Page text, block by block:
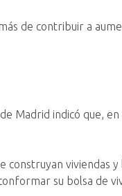
de contribuir a
Madrid indicó que,
construyan viviendas
su bolsa de